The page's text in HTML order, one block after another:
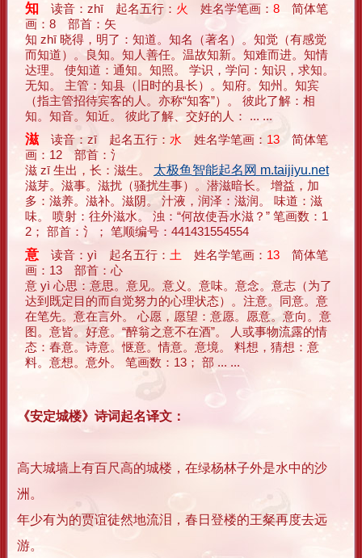
知 读音：zhī 起名五行： 火 姓名学笔画： 8 简体笔
画：8 部首：矢
知 zhī 晓得，明了：知道。知名（著名）。知觉（有感觉
而知道）。良知。知人善任。温故知新。知难而进。知情
达理。 使知道：通知。知照。 学识，学问：知识，求知。
无知。 主管：知县（旧时的县长）。知府。知州。知宾
（指主管招待宾客的人。亦称“知客”）。 彼此了解：相
知。知音。知近。 彼此了解、交好的人： ... ...
滋读音：zī 起名五行： 水 姓名学笔画： 13 简体笔
画：12 部首：氵
滋 zī 生出，长：滋生。 太极鱼智能起名网 m.taijiyu.net
滋芽。滋事。滋扰（骚扰生事）。潜滋暗长。 增益，加
多：滋养。滋补。滋阴。 汁液，润泽：滋润。 味道：滋
味。 喷射：往外滋水。 浊：“何故使吾水滋？” 笔画数：1
2； 部首：氵； 笔顺编号：441431554554
意 读音：yì 起名五行： 土 姓名学笔画： 13 简体笔
画：13 部首：心
意 yì 心思：意思。意见。意义。意味。意念。意志（为了
达到既定目的而自觉努力的心理状态）。注意。同意。意
在笔先。意在言外。 心愿，愿望：意愿。愿意。意向。意
图。意皆。好意。“醉翁之意不在酒”。 人或事物流露的情
态：春意。诗意。惬意。情意。意境。 料想，猜想：意
料。意想。意外。 笔画数：13； 部 ... ...
《安定城楼》诗词起名译文：
高大城墙上有百尺高的城楼，在绿杨林子外是水中的沙
洲。
年少有为的贾谊徒然地流泪，春日登楼的王粲再度去远
游。